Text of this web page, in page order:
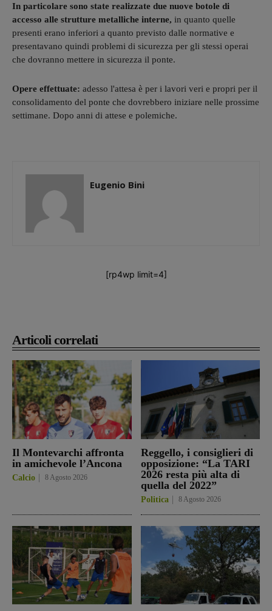
Articoli correlati
Il Montevarchi affronta
in amichevole l’Ancona
Calcio 8 Agosto 2026
Reggello, i consiglieri di
opposizione: “La TARI
2026 resta più alta di
quella del 2022”
Politica 8 Agosto 2026
In particolare sono state realizzate due nuove botole di
accesso alle strutture metalliche interne, in quanto quelle
presenti erano inferiori a quanto previsto dalle normative e
presentavano quindi problemi di sicurezza per gli stessi operai
che dovranno mettere in sicurezza il ponte.
Opere effettuate: adesso l'attesa è per i lavori veri e propri per il
consolidamento del ponte che dovrebbero iniziare nelle prossime
settimane. Dopo anni di attese e polemiche.
Eugenio Bini
[rp4wp limit=4]